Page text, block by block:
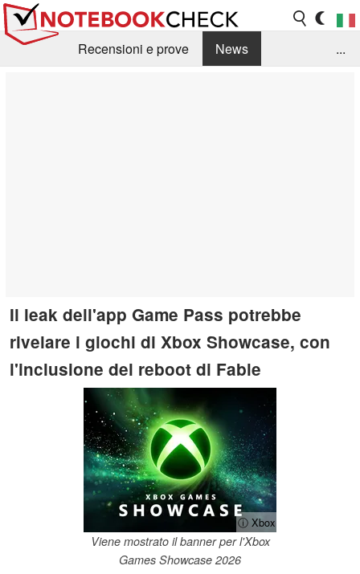
Recensioni e prove
News
...
Il leak dell'app Game Pass potrebbe
rivelare i giochi di Xbox Showcase, con
l'inclusione del reboot di Fable
ⓘ Xbox
Viene mostrato il banner per l'Xbox
Games Showcase 2026